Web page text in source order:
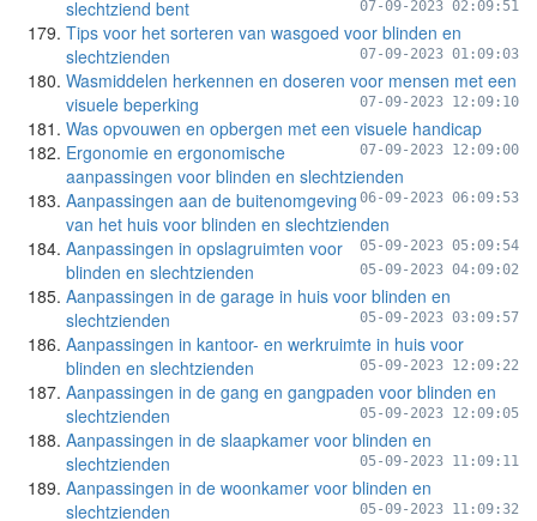
slechtziend bent
07-09-2023 02:09:51
Tips voor het sorteren van wasgoed voor blinden en
slechtzienden
07-09-2023 01:09:03
Wasmiddelen herkennen en doseren voor mensen met een
visuele beperking
07-09-2023 12:09:10
Was opvouwen en opbergen met een visuele handicap
07-09-2023 12:09:00
Ergonomie en ergonomische
aanpassingen voor blinden en slechtzienden
06-09-2023 06:09:53
Aanpassingen aan de buitenomgeving
van het huis voor blinden en slechtzienden
05-09-2023 05:09:54
Aanpassingen in opslagruimten voor
blinden en slechtzienden
05-09-2023 04:09:02
Aanpassingen in de garage in huis voor blinden en
slechtzienden
05-09-2023 03:09:57
Aanpassingen in kantoor- en werkruimte in huis voor
blinden en slechtzienden
05-09-2023 12:09:22
Aanpassingen in de gang en gangpaden voor blinden en
slechtzienden
05-09-2023 12:09:05
Aanpassingen in de slaapkamer voor blinden en
slechtzienden
05-09-2023 11:09:11
Aanpassingen in de woonkamer voor blinden en
slechtzienden
05-09-2023 11:09:32